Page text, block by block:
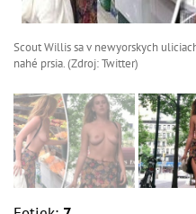
Scout Willis sa v newyorskych
nahé prsia. (Zdroj: Twitter)